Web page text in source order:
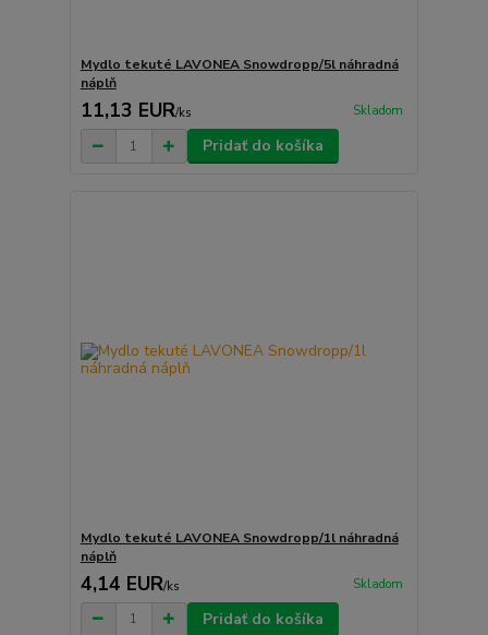
Mydlo tekuté LAVONEA Snowdropp/5l náhradná
náplň
11,13 EUR/ks Skladom
Pridať do košíka
Mydlo tekuté LAVONEA Snowdropp/1l náhradná
náplň
4,14 EUR/ks Skladom
Pridať do košíka